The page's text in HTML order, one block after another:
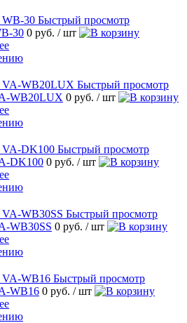
Быстрый просмотр
30 0 руб. / шт
Быстрый просмотр
WB20LUX 0 руб. / шт
Быстрый просмотр
DK100 0 руб. / шт
Быстрый просмотр
WB30SS 0 руб. / шт
Быстрый просмотр
WB16 0 руб. / шт